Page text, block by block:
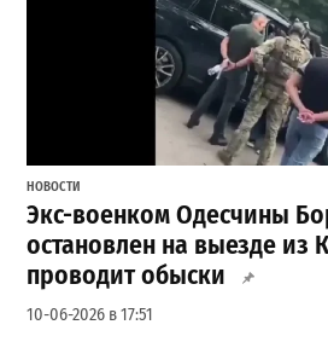
НОВОСТИ
Экс-военком Одесчины
остановлен на выезде из
проводит обыски
10-06-2026 в 17:51